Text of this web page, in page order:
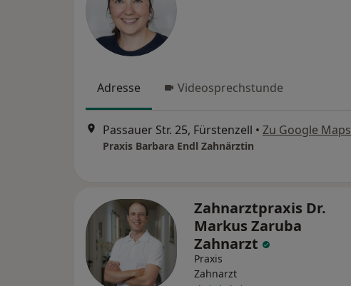
Adresse Videosprechstunde
Passauer Str. 25, Fürstenzell • Zu Google Maps
Praxis Barbara Endl Zahnärztin
Zahnarztpraxis Dr.
Markus Zaruba
Zahnarzt
Praxis
Zahnarzt